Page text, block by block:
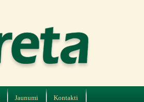
Jaunumi Kontakti